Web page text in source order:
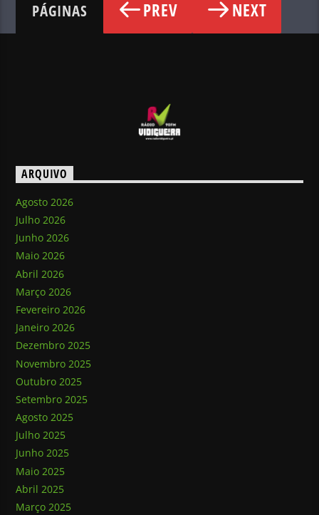
PÁGINAS PREV NEXT
ARQUIVO
Agosto 2026
Julho 2026
Junho 2026
Maio 2026
Abril 2026
Março 2026
Fevereiro 2026
Janeiro 2026
Dezembro 2025
Novembro 2025
Outubro 2025
Setembro 2025
Agosto 2025
Julho 2025
Junho 2025
Maio 2025
Abril 2025
Março 2025